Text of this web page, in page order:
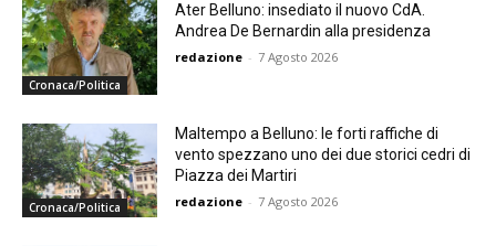
Cronaca/Politica
Ater Belluno: insediato il nuovo CdA.
Andrea De Bernardin alla presidenza
redazione - 7 Agosto 2026
Cronaca/Politica
Maltempo a Belluno: le forti raffiche di
vento spezzano uno dei due storici cedri di
Piazza dei Martiri
redazione - 7 Agosto 2026